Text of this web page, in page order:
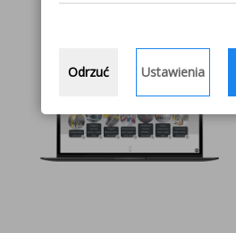
Odrzuć Ustawienia